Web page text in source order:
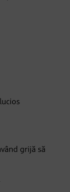
grijă să